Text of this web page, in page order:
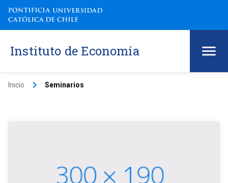
Instituto de Economía
Inicio keyboard_arrow_right Seminarios